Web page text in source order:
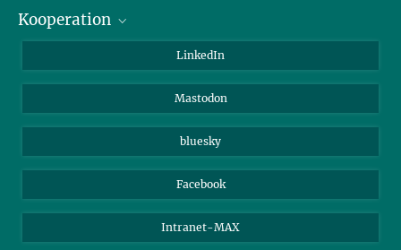
Journalisten
Kooperation
Max-Planck-Gesellschaft
Beutenberg Campus e.V.
LinkedIn
Mastodon
bluesky
Facebook
Intranet-MAX